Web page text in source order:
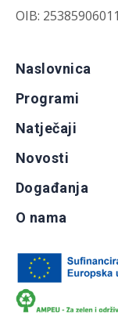
OIB: 25385906011
Naslovnica
Programi
Natječaji
Novosti
Događanja
O nama